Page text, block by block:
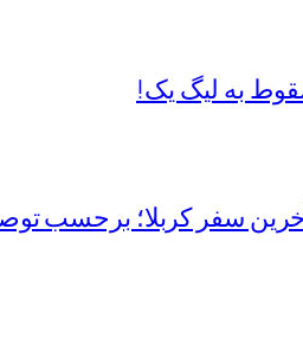
به لیگ یک!
سفر کربلا؛ برحسب